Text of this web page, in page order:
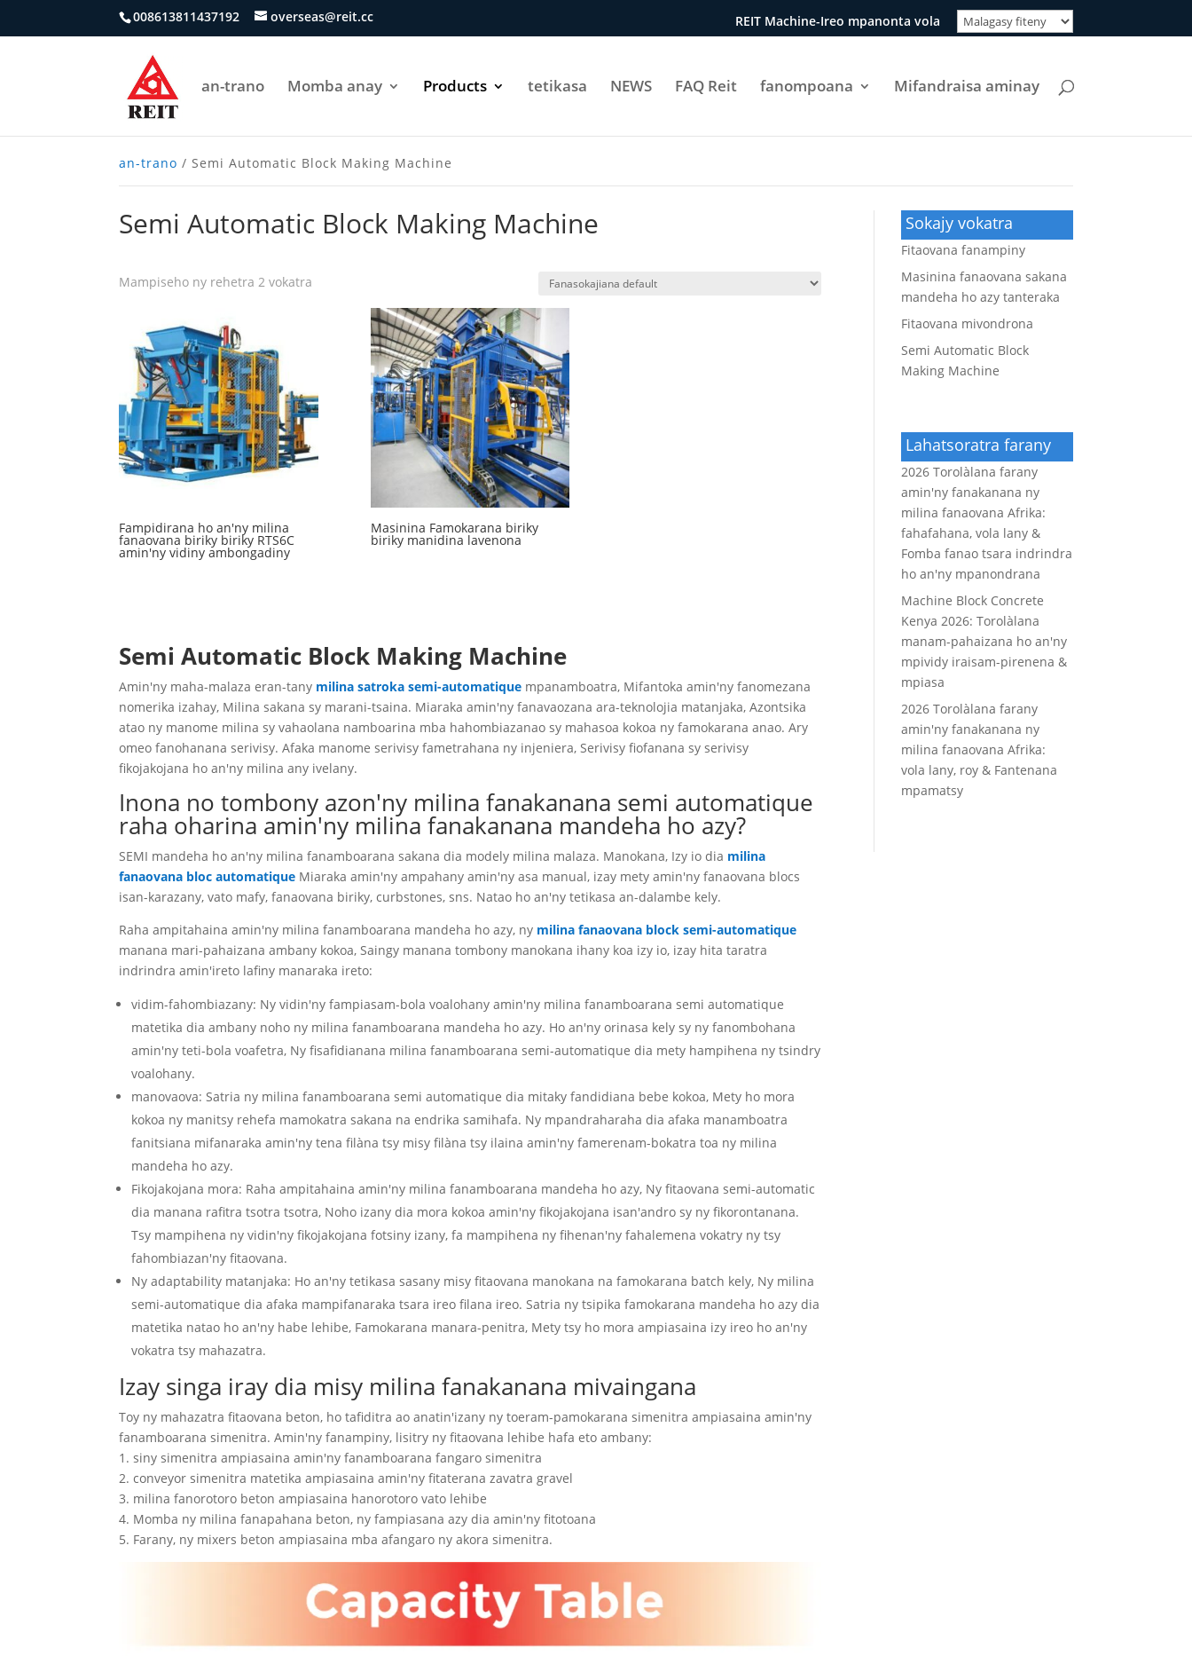
008613811437192 overseas@reit.cc REIT Machine-Ireo mpanonta vola
an-trano Momba anay Products tetikasa NEWS FAQ Reit fanompoana Mifandraisa aminay
an-trano / Semi Automatic Block Making Machine
Semi Automatic Block Making Machine
Mampiseho ny rehetra 2 vokatra
Fampidirana ho an'ny milina
fanaovana biriky biriky RTS6C
amin'ny vidiny ambongadiny
Masinina Famokarana biriky
biriky manidina lavenona
Semi Automatic Block Making Machine
Amin'ny maha-malaza eran-tany milina satroka semi-automatique mpanamboatra, Mifantoka amin'ny fanomezana
nomerika izahay, Milina sakana sy marani-tsaina. Miaraka amin'ny fanavaozana ara-teknolojia matanjaka, Azontsika
atao ny manome milina sy vahaolana namboarina mba hahombiazanao sy mahasoa kokoa ny famokarana anao. Ary
omeo fanohanana serivisy. Afaka manome serivisy fametrahana ny injeniera, Serivisy fiofanana sy serivisy
fikojakojana ho an'ny milina any ivelany.
Inona no tombony azon'ny milina fanakanana semi automatique
raha oharina amin'ny milina fanakanana mandeha ho azy?
SEMI mandeha ho an'ny milina fanamboarana sakana dia modely milina malaza. Manokana, Izy io dia milina
fanaovana bloc automatique Miaraka amin'ny ampahany amin'ny asa manual, izay mety amin'ny fanaovana blocs
isan-karazany, vato mafy, fanaovana biriky, curbstones, sns. Natao ho an'ny tetikasa an-dalambe kely.
Raha ampitahaina amin'ny milina fanamboarana mandeha ho azy, ny milina fanaovana block semi-automatique
manana mari-pahaizana ambany kokoa, Saingy manana tombony manokana ihany koa izy io, izay hita taratra
indrindra amin'ireto lafiny manaraka ireto:
vidim-fahombiazany: Ny vidin'ny fampiasam-bola voalohany amin'ny milina fanamboarana semi automatique
matetika dia ambany noho ny milina fanamboarana mandeha ho azy. Ho an'ny orinasa kely sy ny fanombohana
amin'ny teti-bola voafetra, Ny fisafidianana milina fanamboarana semi-automatique dia mety hampihena ny tsindry
voalohany.
manovaova: Satria ny milina fanamboarana semi automatique dia mitaky fandidiana bebe kokoa, Mety ho mora
kokoa ny manitsy rehefa mamokatra sakana na endrika samihafa. Ny mpandraharaha dia afaka manamboatra
fanitsiana mifanaraka amin'ny tena filàna tsy misy filàna tsy ilaina amin'ny famerenam-bokatra toa ny milina
mandeha ho azy.
Fikojakojana mora: Raha ampitahaina amin'ny milina fanamboarana mandeha ho azy, Ny fitaovana semi-automatic
dia manana rafitra tsotra tsotra, Noho izany dia mora kokoa amin'ny fikojakojana isan'andro sy ny fikorontanana.
Tsy mampihena ny vidin'ny fikojakojana fotsiny izany, fa mampihena ny fihenan'ny fahalemena vokatry ny tsy
fahombiazan'ny fitaovana.
Ny adaptability matanjaka: Ho an'ny tetikasa sasany misy fitaovana manokana na famokarana batch kely, Ny milina
semi-automatique dia afaka mampifanaraka tsara ireo filana ireo. Satria ny tsipika famokarana mandeha ho azy dia
matetika natao ho an'ny habe lehibe, Famokarana manara-penitra, Mety tsy ho mora ampiasaina izy ireo ho an'ny
vokatra tsy mahazatra.
Izay singa iray dia misy milina fanakanana mivaingana
Toy ny mahazatra fitaovana beton, ho tafiditra ao anatin'izany ny toeram-pamokarana simenitra ampiasaina amin'ny
fanamboarana simenitra. Amin'ny fanampiny, lisitry ny fitaovana lehibe hafa eto ambany:
1. siny simenitra ampiasaina amin'ny fanamboarana fangaro simenitra
2. conveyor simenitra matetika ampiasaina amin'ny fitaterana zavatra gravel
3. milina fanorotoro beton ampiasaina hanorotoro vato lehibe
4. Momba ny milina fanapahana beton, ny fampiasana azy dia amin'ny fitotoana
5. Farany, ny mixers beton ampiasaina mba afangaro ny akora simenitra.
Sokajy vokatra
Fitaovana fanampiny
Masinina fanaovana sakana
mandeha ho azy tanteraka
Fitaovana mivondrona
Semi Automatic Block
Making Machine
Lahatsoratra farany
2026 Torolàlana farany
amin'ny fanakanana ny
milina fanaovana Afrika:
fahafahana, vola lany &
Fomba fanao tsara indrindra
ho an'ny mpanondrana
Machine Block Concrete
Kenya 2026: Torolàlana
manam-pahaizana ho an'ny
mpividy iraisam-pirenena &
mpiasa
2026 Torolàlana farany
amin'ny fanakanana ny
milina fanaovana Afrika:
vola lany, roy & Fantenana
mpamatsy